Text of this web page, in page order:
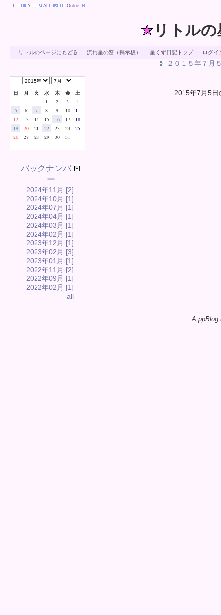
リトル
リトルのページにもどる 流れ星の窓（掲示板） 星くず日記トップ ログイ
２０１５年７月
2015年7月5
T: Y: ALL: Online:
日 月 火 水 木 金 土
1 2 3
4
5
6 7 8 9 10
11
12
13 14 15 16 17
18
19
20 21 22 23 24
25
26
27 28 29 30 31
バックナンバ
ー
2024年11月 [2]
2024年10月 [1]
2024年07月 [1]
2024年04月 [1]
2024年03月 [1]
2024年02月 [1]
2023年12月 [1]
2023年02月 [3]
2023年01月 [1]
2022年11月 [2]
2022年09月 [1]
2022年02月 [1]
all
A ppBlog